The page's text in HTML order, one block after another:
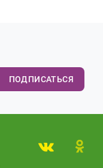
ПОДПИСАТЬСЯ